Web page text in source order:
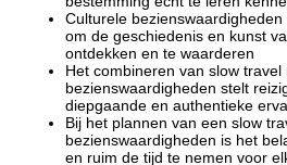
Culturele
om de geschiedenis en kunst
ontdekken en te waarderen
Het combineren van slow travel
bezienswaardigheden stelt
diepgaande en authentieke
Bij het plannen van een slow
bezienswaardigheden is het
en ruim de tijd te nemen voor